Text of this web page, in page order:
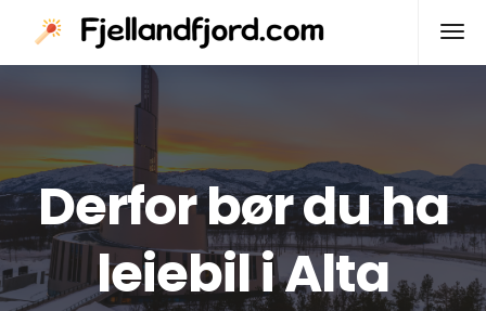
Derfor bør du ha
leiebil i Alta